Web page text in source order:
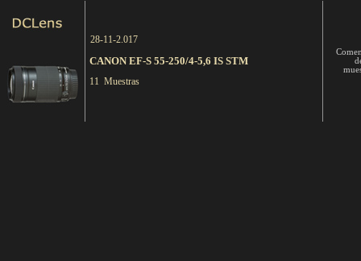
28-11-2.017
CANON EF-S 55-250/4-5,6 IS STM
11 Muestras